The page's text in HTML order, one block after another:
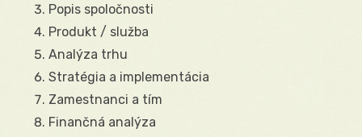
Popis spoločnosti
Produkt / služba
Analýza trhu
Stratégia a implementácia
Zamestnanci a tím
Finančná analýza